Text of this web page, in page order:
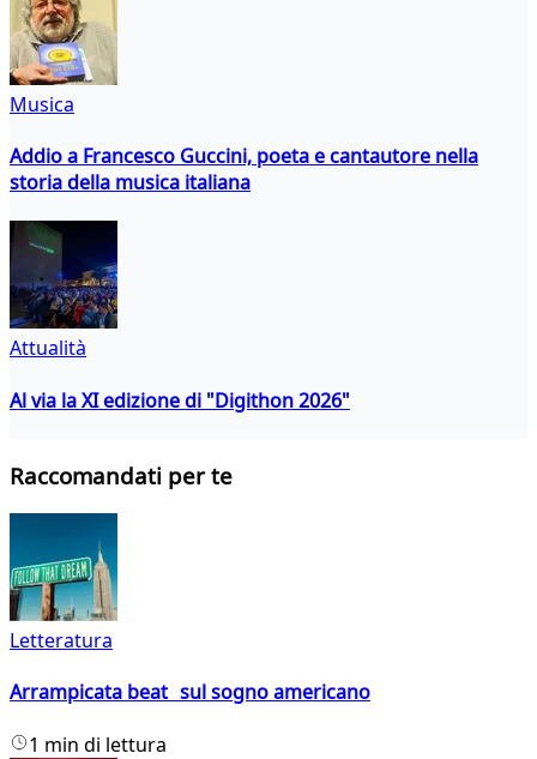
Musica
Addio a Francesco Guccini, poeta e cantautore nella
storia della musica italiana
Attualità
Al via la XI edizione di "Digithon 2026"
Raccomandati per te
Letteratura
Arrampicata beat sul sogno americano
1 min di lettura